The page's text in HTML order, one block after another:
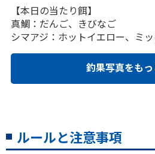
【本日の当たり餌】
真鯛：だんご、きびなご
シマアジ：ホットイエロー、ミ
ハマチ：だんご、アジ
カンパチ：うぐい、いわし、アジ
釣果写真をも
ルールと注意事項